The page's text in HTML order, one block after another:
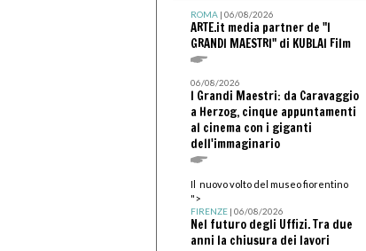
ROMA| 06/08/2026
ARTE.it media partner de "I
GRANDI MAESTRI" di KUBLAI Film
06/08/2026
I Grandi Maestri: da Caravaggio
a Herzog, cinque appuntamenti
al cinema con i giganti
dell'immaginario
Il nuovo volto del museo fiorentino
">
FIRENZE| 06/08/2026
Nel futuro degli Uffizi. Tra due
anni la chiusura dei lavori